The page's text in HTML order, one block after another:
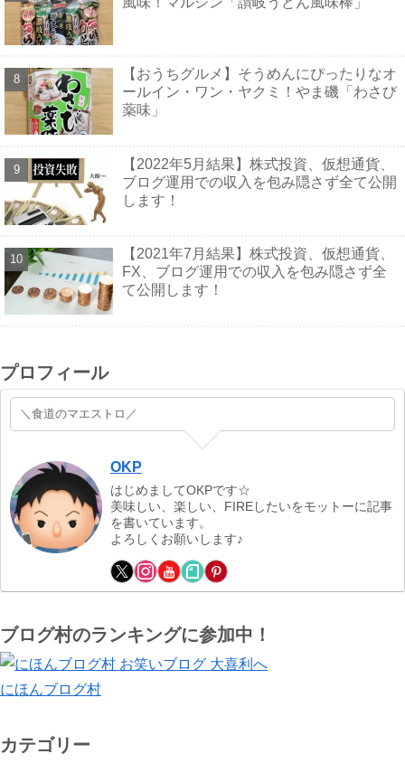
【おうちグルメ】そうめんにぴったりなオ
ールイン・ワン・ヤクミ！やま磯「わさび
薬味」
【2022年5月結果】株式投資、仮想通貨、
ブログ運用での収入を包み隠さず全て公開
します！
【2021年7月結果】株式投資、仮想通貨、
FX、ブログ運用での収入を包み隠さず全
て公開します！
プロフィール
＼食道のマエストロ／
OKP
はじめましてOKPです☆
美味しい、楽しい、FIREしたいをモットーに記事
を書いています。
よろしくお願いします♪
ブログ村のランキングに参加中！
にほんブログ村
カテゴリー